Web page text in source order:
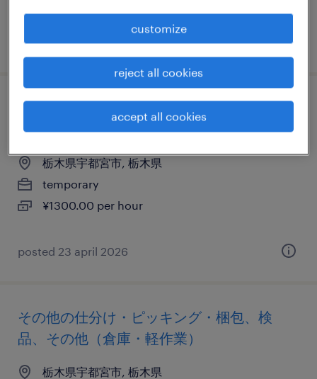
posted 15 april 2026
化学・素材の検品、仕分け・ピッキング・
梱包
栃木県宇都宮市, 栃木県
temporary
¥1300.00 per hour
posted 23 april 2026
その他の仕分け・ピッキング・梱包、検
品、その他（倉庫・軽作業）
栃木県宇都宮市, 栃木県
customize
reject all cookies
accept all cookies